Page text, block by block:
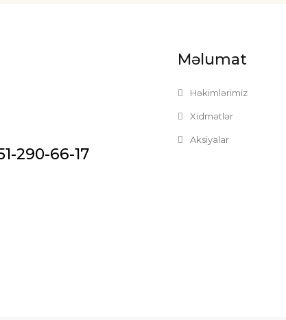
290-66-17
Məlumat
Həkimlərimiz
Xidmətlər
Aksiyalar